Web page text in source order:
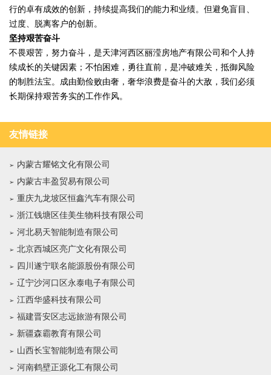
行的卓有成效的创新，持续提高我们的能力和业绩。但避免盲目、
过度、脱离客户的创新。
坚持艰苦奋斗
不畏艰苦，努力奋斗，是天津河西区丽滢房地产有限公司和个人持
续成长的关键因素；不怕困难，勇往直前，是冲破难关，抵御风险
的制胜法宝。成由勤俭败由奢，奢华浪费是奋斗的大敌，我们必须
长期保持艰苦务实的工作作风。
友情链接
内蒙古耀铭文化有限公司
内蒙古丰盈贸易有限公司
重庆九龙坡区恒鑫汽车有限公司
浙江钱塘区佳美生物科技有限公司
河北易天智能制造有限公司
北京西城区亮广文化有限公司
四川遂宁联名能源股份有限公司
辽宁沙河口区永泰电子有限公司
江西华盛科技有限公司
福建晋安区志远旅游有限公司
新疆森霸教育有限公司
山西长宝智能制造有限公司
河南鹤壁正源化工有限公司